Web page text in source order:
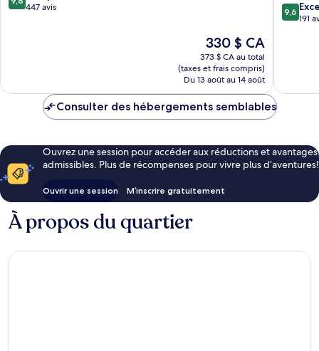
sur 447 avis
Le
prix
est
de
330 $ CA
330 $ CA
373 $ CA au total
(taxes et frais compris)
Du 13 août au 14 août
9.6
sur
9,6
191
Consulter des hébergements semblables
Ouvrez une session pour accéder aux réductions et avantages
admissibles. Plus de récompenses pour vivre plus d’aventures!
Ouvrir une session M’inscrire gratuitement
À propos du quartier